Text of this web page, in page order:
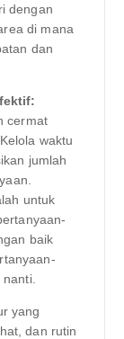
dengan
di mana
dan
cermat
waktu
jumlah
untuk
baik
yang
dan rutin